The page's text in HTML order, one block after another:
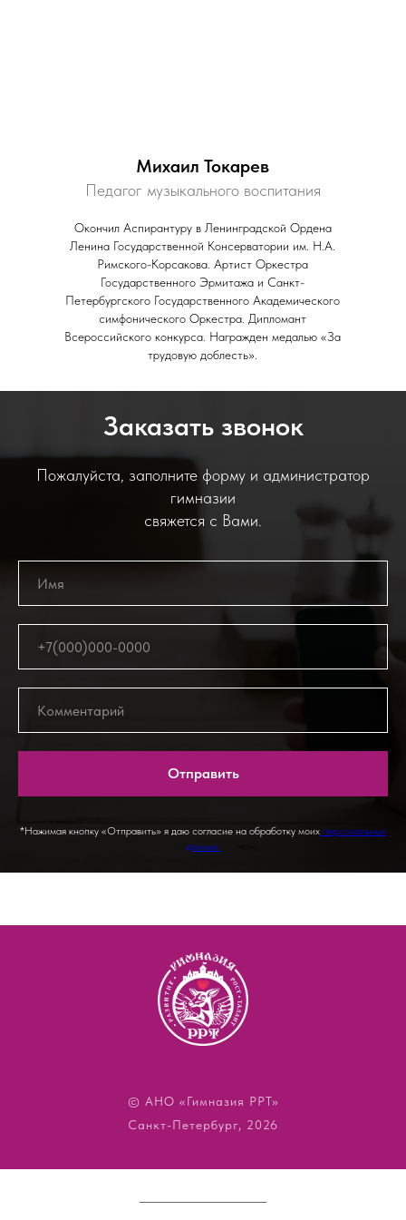
Михаил Токарев
Педагог музыкального воспитания
Окончил Аспирантуру в Ленинградской Ордена
Ленина Государственной Консерватории им. Н.А.
Римского-Корсакова. Артист Оркестра
Государственного Эрмитажа и Санкт-
Петербургского Государственного Академического
симфонического Оркестра. Дипломант
Всероссийского конкурса. Награжден медалью «За
трудовую доблесть».
Заказать звонок
Пожалуйста, заполните форму и администратор
гимназии
свяжется с Вами.
Отправить
*Нажимая кнопку «Отправить» я даю согласие на обработку моих персональных
данных.
© АНО «Гимназия РРТ»
Санкт-Петербург, 2026